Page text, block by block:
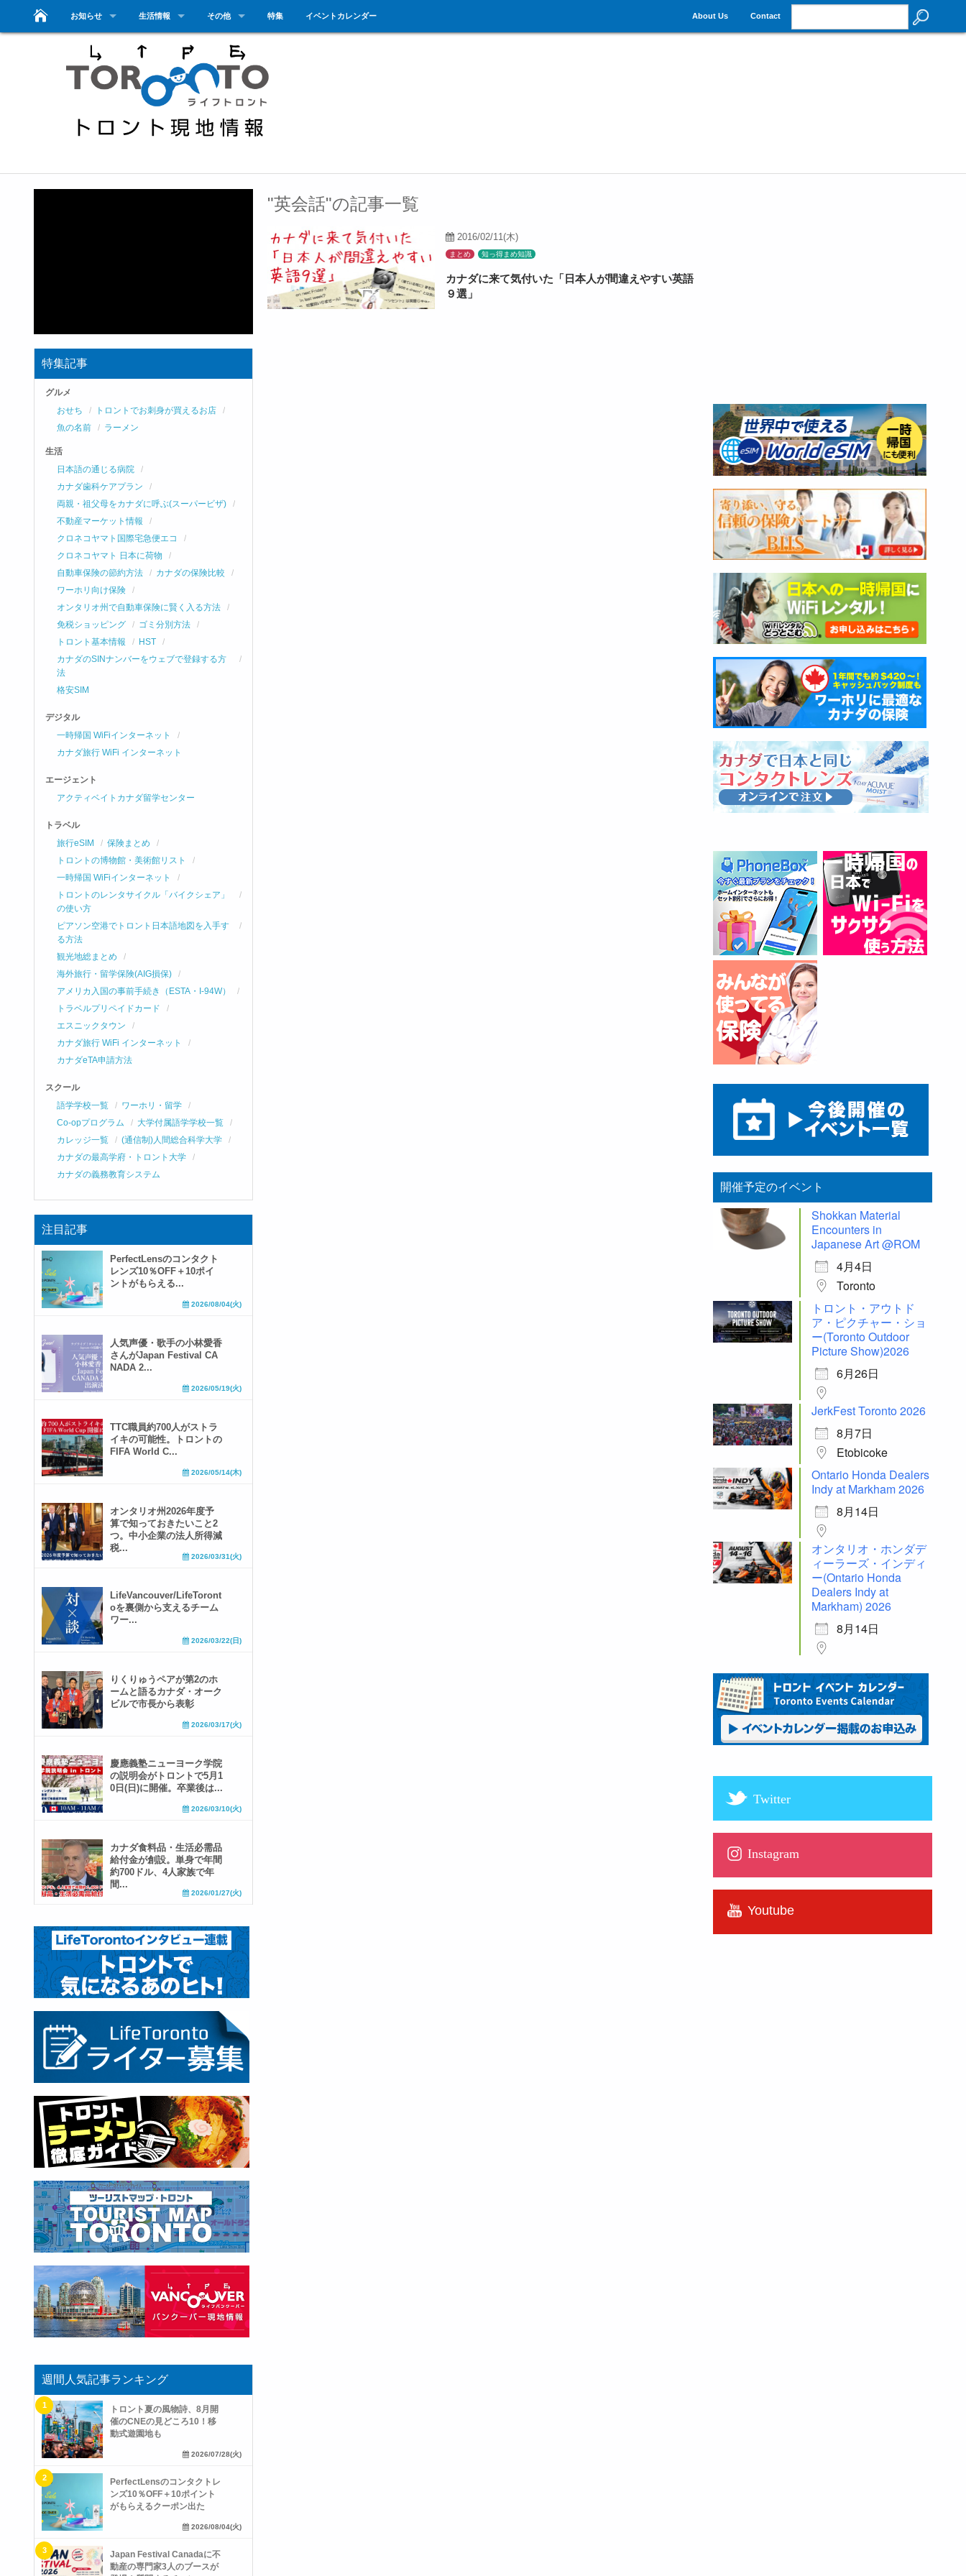
お知らせ 生活情報 その他 特集 イベントカレンダー About Us Contact
"英会話"の記事一覧
2016/02/11(木)
まとめ 知っ得まめ知識
カナダに来て気付いた「日本人が間違えやすい英語
９選」
特集記事
グルメ
おせち
トロントでお刺身が買えるお店
魚の名前
ラーメン
生活
日本語の通じる病院
カナダ歯科ケアプラン
両親・祖父母をカナダに呼ぶ(スーパービザ)
不動産マーケット情報
クロネコヤマト国際宅急便エコ
クロネコヤマト 日本に荷物
自動車保険の節約方法
カナダの保険比較
ワーホリ向け保険
オンタリオ州で自動車保険に賢く入る方法
免税ショッピング
ゴミ分別方法
トロント基本情報
HST
カナダのSINナンバーをウェブで登録する方
法
格安SIM
デジタル
一時帰国 WiFiインターネット
カナダ旅行 WiFi インターネット
エージェント
アクティベイトカナダ留学センター
トラベル
旅行eSIM
保険まとめ
トロントの博物館・美術館リスト
一時帰国 WiFiインターネット
トロントのレンタサイクル「バイクシェア」
の使い方
ピアソン空港でトロント日本語地図を入手す
る方法
観光地総まとめ
海外旅行・留学保険(AIG損保)
アメリカ入国の事前手続き（ESTA・I-94W）
トラベルプリペイドカード
エスニックタウン
カナダ旅行 WiFi インターネット
カナダeTA申請方法
スクール
語学学校一覧
ワーホリ・留学
Co-opプログラム
大学付属語学学校一覧
カレッジ一覧
(通信制)人間総合科学大学
カナダの最高学府・トロント大学
カナダの義務教育システム
注目記事
PerfectLensのコンタクト
レンズ10％OFF＋10ポイ
ントがもらえる...
2026/08/04(火)
人気声優・歌手の小林愛香
さんがJapan Festival CA
NADA 2...
2026/05/19(火)
TTC職員約700人がストラ
イキの可能性。トロントの
FIFA World C...
2026/05/14(木)
オンタリオ州2026年度予
算で知っておきたいこと2
つ。中小企業の法人所得減
税...
2026/03/31(火)
LifeVancouver/LifeToront
oを裏側から支えるチーム
ワー...
2026/03/22(日)
りくりゅうペアが第2のホ
ームと語るカナダ・オーク
ビルで市長から表彰
2026/03/17(火)
慶應義塾ニューヨーク学院
の説明会がトロントで5月1
0日(日)に開催。卒業後は...
2026/03/10(火)
カナダ食料品・生活必需品
給付金が創設。単身で年間
約700ドル、4人家族で年
間...
2026/01/27(火)
週間人気記事ランキング
トロント夏の風物詩、8月開
催のCNEの見どころ10！移
動式遊園地も
2026/07/28(火)
PerfectLensのコンタクトレ
ンズ10％OFF＋10ポイント
がもらえるクーポン出た
2026/08/04(火)
Japan Festival Canadaに不
動産の専門家3人のブースが
開催予定のイベント
Shokkan Material
Encounters in
Japanese Art @ROM
4月4日
Toronto
トロント・アウトド
ア・ピクチャー・ショ
ー(Toronto Outdoor
Picture Show)2026
6月26日
JerkFest Toronto 2026
8月7日
Etobicoke
Ontario Honda Dealers
Indy at Markham 2026
8月14日
オンタリオ・ホンダデ
ィーラーズ・インディ
ー(Ontario Honda
Dealers Indy at
Markham) 2026
8月14日
Twitter
Instagram
Youtube